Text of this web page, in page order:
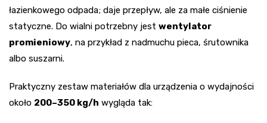
łazienkowego odpada; daje przepływ, ale za małe ciśnienie
statyczne. Do wialni potrzebny jest wentylator
promieniowy, na przykład z nadmuchu pieca, śrutownika
albo suszarni.
Praktyczny zestaw materiałów dla urządzenia o wydajności
około 200–350 kg/h wygląda tak: